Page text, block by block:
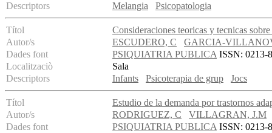
Descriptors
Melangia Psicopatologia
Títol
Consideraciones teoricas y tecnicas
Autor/s
ESCUDERO, C
GARCIA-
Dades font
PSIQUIATRIA PUBLICAISSN: 0213-
Localitzaciò
Sala
Descriptors
Infants Psicoterapia de grup Jocs
Títol
Estudio de la demanda por trastornos
Autor/s
RODRIGUEZ, C
VILLAGRAN, J.M
Dades font
PSIQUIATRIA PUBLICAISSN: 0213-